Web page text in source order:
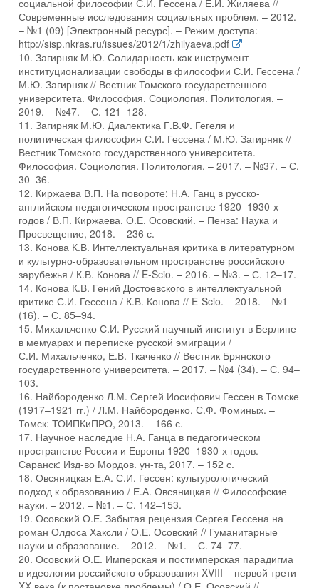
социальной философии С.И. Гессена / Е.И. Жиляева //
Современные исследования социальных проблем. – 2012.
– №1 (09) [Электронный ресурс]. – Режим доступа:
http://sisp.nkras.ru/issues/2012/1/zhilyaeva.pdf
10. Загирняк М.Ю. Солидарность как инструмент
институционализации свободы в философии С.И. Гессена /
М.Ю. Загирняк // Вестник Томского государственного
университета. Философия. Социология. Политология. –
2019. – №47. – С. 121–128.
11. Загирняк М.Ю. Диалектика Г.В.Ф. Гегеля и
политическая философия С.И. Гессена / М.Ю. Загирняк //
Вестник Томского государственного университета.
Философия. Социология. Политология. – 2017. – №37. – С.
30–36.
12. Киржаева В.П. На повороте: Н.А. Ганц в русско-
английском педагогическом пространстве 1920–1930-х
годов / В.П. Киржаева, О.Е. Осовский. – Пенза: Наука и
Просвещение, 2018. – 236 с.
13. Конова К.В. Интеллектуальная критика в литературном
и культурно-образовательном пространстве российского
зарубежья / К.В. Конова // E-Scio. – 2016. – №3. – С. 12–17.
14. Конова К.В. Гений Достоевского в интеллектуальной
критике С.И. Гессена / К.В. Конова // E-Scio. – 2018. – №1
(16). – С. 85–94.
15. Михальченко С.И. Русский научный институт в Берлине
в мемуарах и переписке русской эмиграции /
С.И. Михальченко, Е.В. Ткаченко // Вестник Брянского
государственного университета. – 2017. – №4 (34). – С. 94–
103.
16. Найбороденко Л.М. Сергей Иосифович Гессен в Томске
(1917–1921 гг.) / Л.М. Найбороденко, С.Ф. Фоминых. –
Томск: ТОИПКиПРО, 2013. – 166 с.
17. Научное наследие Н.А. Ганца в педагогическом
пространстве России и Европы 1920–1930-х годов. –
Саранск: Изд-во Мордов. ун-та, 2017. – 152 с.
18. Овсяницкая Е.А. С.И. Гессен: культурологический
подход к образованию / Е.А. Овсяницкая // Философские
науки. – 2012. – №1. – С. 142–153.
19. Осовский О.Е. Забытая рецензия Сергея Гессена на
роман Олдоса Хаксли / О.Е. Осовский // Гуманитарные
науки и образование. – 2012. – №1. – С. 74–77.
20. Осовский О.Е. Имперская и постимперская парадигма
в идеологии российского образования XVIII – первой трети